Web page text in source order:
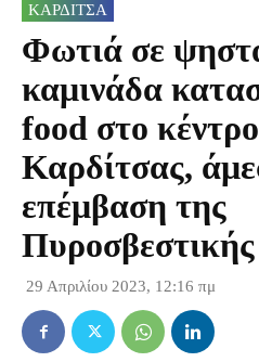
ΚΑΡΔΙΤΣΑ
Φωτιά σε
καμινάδα
food στο
Καρδίτσας,
επέμβαση της
29 Απριλίου 2023, 12:16 πμ